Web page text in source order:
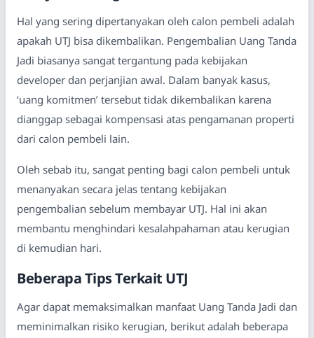
Hal yang sering dipertanyakan oleh calon pembeli adalah
apakah UTJ bisa dikembalikan. Pengembalian Uang Tanda
Jadi biasanya sangat tergantung pada kebijakan
developer dan perjanjian awal. Dalam banyak kasus,
‘uang komitmen’ tersebut tidak dikembalikan karena
dianggap sebagai kompensasi atas pengamanan properti
dari calon pembeli lain.
Oleh sebab itu, sangat penting bagi calon pembeli untuk
menanyakan secara jelas tentang kebijakan
pengembalian sebelum membayar UTJ. Hal ini akan
membantu menghindari kesalahpahaman atau kerugian
di kemudian hari.
Beberapa Tips Terkait UTJ
Agar dapat memaksimalkan manfaat Uang Tanda Jadi dan
meminimalkan risiko kerugian, berikut adalah beberapa